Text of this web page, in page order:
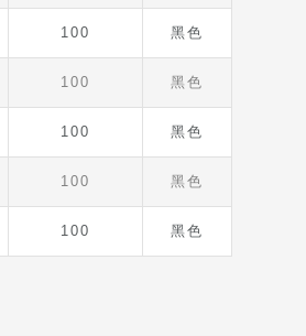
100 黑色
100 黑色
100 黑色
100 黑色
100 黑色